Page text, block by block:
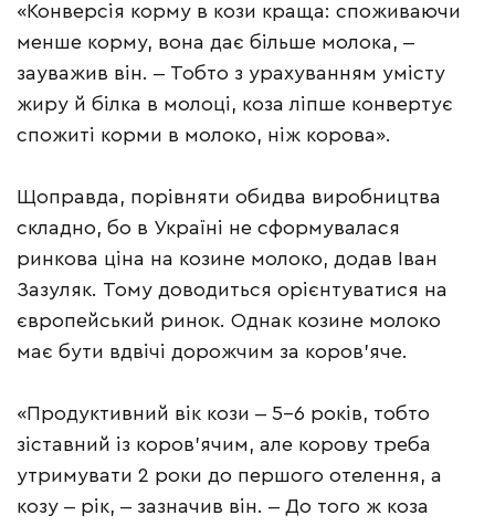
«Конверсія корму в кози краща: споживаючи
менше корму, вона дає більше молока, ‒
зауважив він. ‒ Тобто з урахуванням умісту
жиру й білка в молоці, коза ліпше конвертує
спожиті корми в молоко, ніж корова».
Щоправда, порівняти обидва виробництва
складно, бо в Україні не сформувалася
ринкова ціна на козине молоко, додав Іван
Зазуляк. Тому доводиться орієнтуватися на
європейський ринок. Однак козине молоко
має бути вдвічі дорожчим за коров’яче.
«Продуктивний вік кози ‒ 5-6 років, тобто
зіставний із коров’ячим, але корову треба
утримувати 2 роки до першого отелення, а
козу ‒ рік, ‒ зазначив він. ‒ До того ж коза